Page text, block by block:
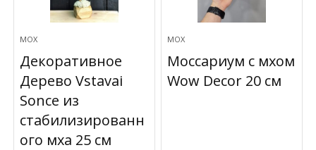
МОХ
Декоративное
Дерево Vstavai
Sonce из
стабилизированн
ого мха 25 см
МОХ
Моссариум с мхом
Wow Decor 20 см